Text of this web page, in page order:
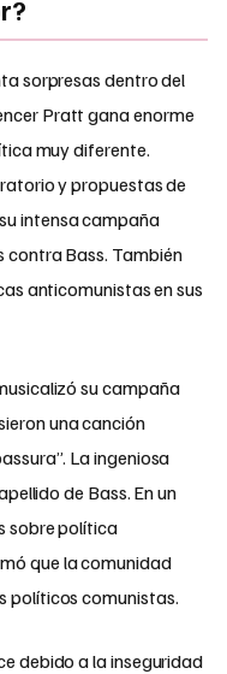
sorpresas dentro del
Pratt gana enorme
muy diferente.
y propuestas de
intensa campaña
Bass. También
anticomunistas en sus
su campaña
una canción
La ingeniosa
de Bass. En un
sobre política
que la comunidad
políticos comunistas.
debido a la inseguridad